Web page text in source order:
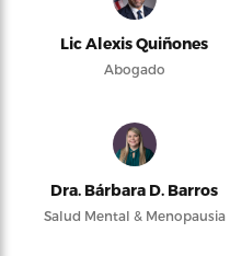
Lic Alexis Quiñones
Abogado
Dra. Bárbara D. Barros
Salud Mental & Menopausia